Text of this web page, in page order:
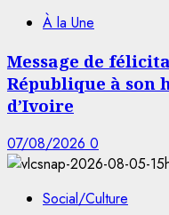
À la Une
Message de
République à son
d’Ivoire
07/08/2026 0
Social/Culture